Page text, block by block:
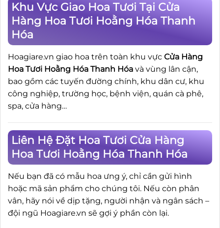
Khu Vực Giao Hoa Tươi Tại Cửa
Hàng Hoa Tươi Hoằng Hóa Thanh
Hóa
Hoagiare.vn giao hoa trên toàn khu vực Cửa Hàng
Hoa Tươi Hoằng Hóa Thanh Hóa và vùng lân cận,
bao gồm các tuyến đường chính, khu dân cư, khu
công nghiệp, trường học, bệnh viện, quán cà phê,
spa, cửa hàng…
Liên Hệ Đặt Hoa Tươi Cửa Hàng
Hoa Tươi Hoằng Hóa Thanh Hóa
Nếu bạn đã có mẫu hoa ưng ý, chỉ cần gửi hình
hoặc mã sản phẩm cho chúng tôi. Nếu còn phân
vân, hãy nói về dịp tặng, người nhận và ngân sách –
đội ngũ Hoagiare.vn sẽ gợi ý phần còn lại.